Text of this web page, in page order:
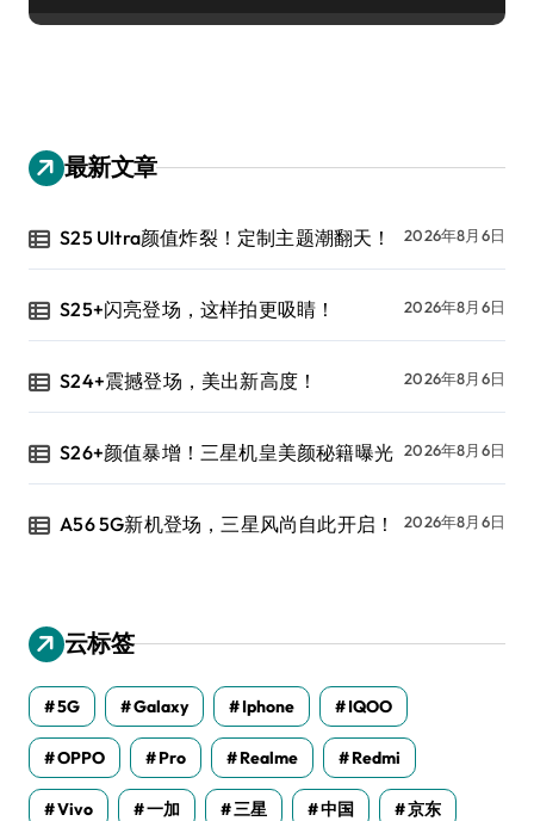
最新文章
S25 Ultra颜值炸裂！定制主题潮翻天！ 2026年8月6日
S25+闪亮登场，这样拍更吸睛！ 2026年8月6日
S24+震撼登场，美出新高度！ 2026年8月6日
S26+颜值暴增！三星机皇美颜秘籍曝光 2026年8月6日
A56 5G新机登场，三星风尚自此开启！ 2026年8月6日
云标签
5G Galaxy Iphone IQOO
OPPO Pro Realme Redmi
Vivo 一加 三星 中国 京东